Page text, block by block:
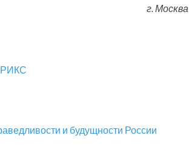
г. Москва
и будущности России